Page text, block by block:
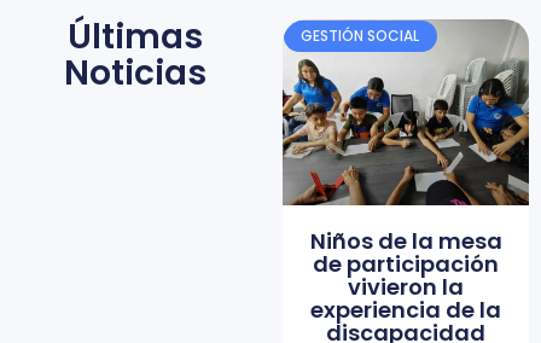
Últimas
Noticias
GESTIÓN SOCIAL
Niños de la mesa
de participación
vivieron la
experiencia de la
discapacidad